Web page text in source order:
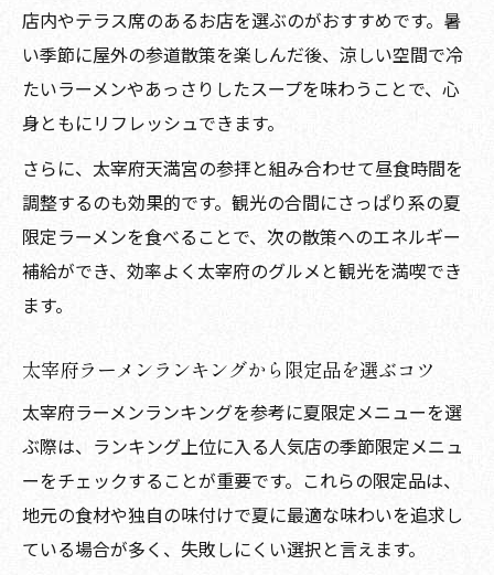
店内やテラス席のあるお店を選ぶのがおすすめです。暑
い季節に屋外の参道散策を楽しんだ後、涼しい空間で冷
たいラーメンやあっさりしたスープを味わうことで、心
身ともにリフレッシュできます。
さらに、太宰府天満宮の参拝と組み合わせて昼食時間を
調整するのも効果的です。観光の合間にさっぱり系の夏
限定ラーメンを食べることで、次の散策へのエネルギー
補給ができ、効率よく太宰府のグルメと観光を満喫でき
ます。
太宰府ラーメンランキングから限定品を選ぶコツ
太宰府ラーメンランキングを参考に夏限定メニューを選
ぶ際は、ランキング上位に入る人気店の季節限定メニュ
ーをチェックすることが重要です。これらの限定品は、
地元の食材や独自の味付けで夏に最適な味わいを追求し
ている場合が多く、失敗しにくい選択と言えます。